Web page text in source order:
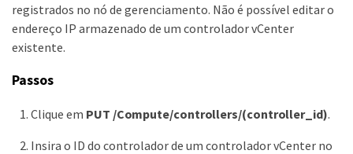
registrados no nó de gerenciamento. Não é possível editar o
endereço IP armazenado de um controlador vCenter
existente.
Passos
Clique em PUT /Compute/controllers/(controller_id).
Insira o ID do controlador de um controlador vCenter no